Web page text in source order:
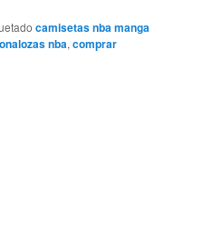
camisetas nba manga
nba,comprar